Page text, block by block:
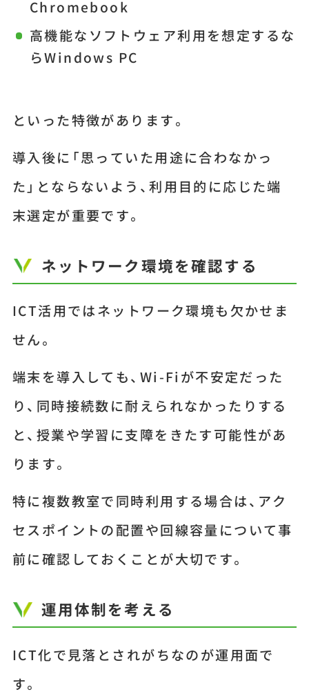
Chromebook
高機能なソフトウェア利用を想定するな
らWindows PC
といった特徴があります。
導入後に「思っていた用途に合わなかっ
た」とならないよう、利用目的に応じた端
末選定が重要です。
ネットワーク環境を確認する
ICT活用ではネットワーク環境も欠かせま
せん。
端末を導入しても、Wi-Fiが不安定だった
り、同時接続数に耐えられなかったりする
と、授業や学習に支障をきたす可能性があ
ります。
特に複数教室で同時利用する場合は、アク
セスポイントの配置や回線容量について事
前に確認しておくことが大切です。
運用体制を考える
ICT化で見落とされがちなのが運用面で
す。